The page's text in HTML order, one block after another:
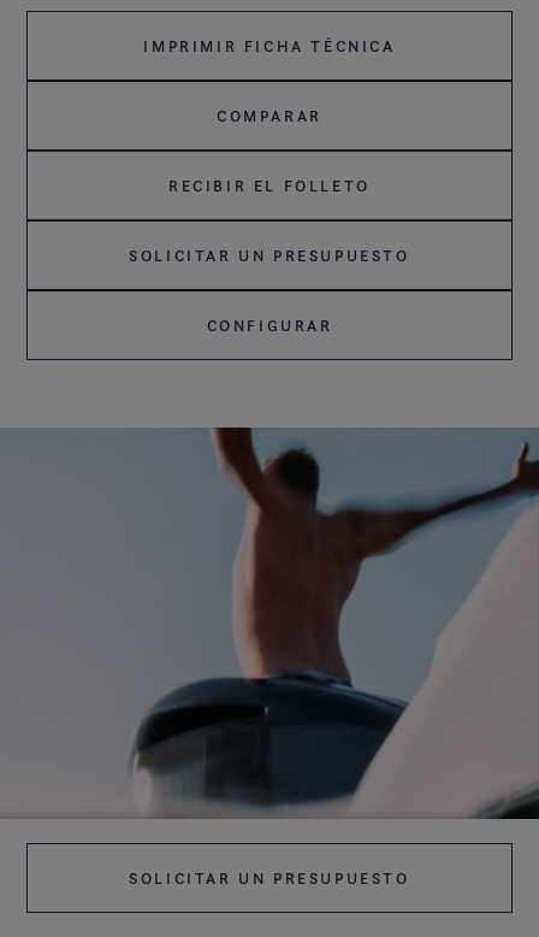
IMPRIMIR FICHA TÉCNICA
COMPARAR
RECIBIR EL FOLLETO
SOLICITAR UN PRESUPUESTO
CONFIGURAR
SOLICITAR UN PRESUPUESTO